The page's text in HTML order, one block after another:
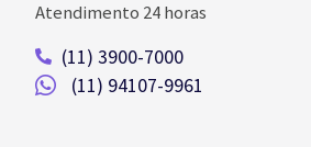
Atendimento 24 horas
(11) 3900-7000
(11) 94107-9961